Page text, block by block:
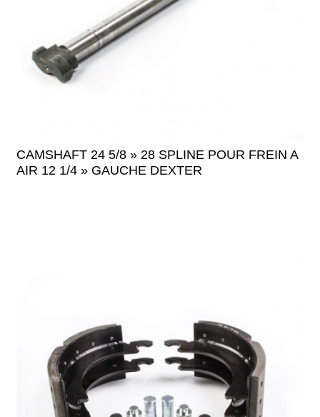
CAMSHAFT 24 5/8 » 28 SPLINE POUR FREIN A
AIR 12 1/4 » GAUCHE DEXTER